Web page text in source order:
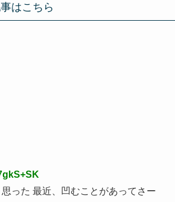
はこちら
った 最近、凹むことがあってさー